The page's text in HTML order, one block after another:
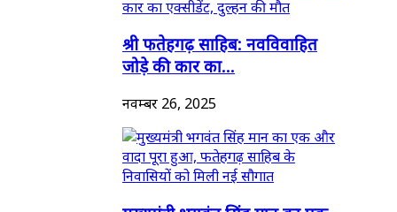
श्री फतेहगढ़ साहिब: नवविवाहित
जोड़े की कार का...
नवम्बर 26, 2025